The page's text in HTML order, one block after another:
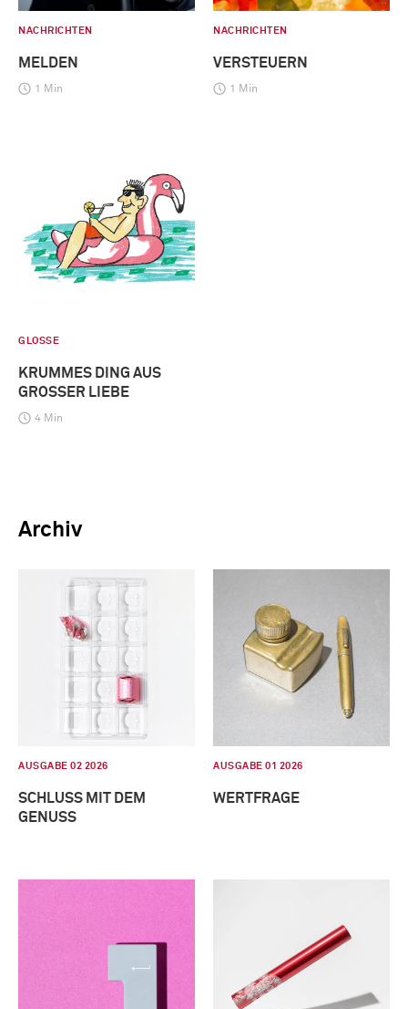
NACHRICHTEN
MELDEN
1 Min
NACHRICHTEN
VERSTEUERN
1 Min
GLOSSE
KRUMMES DING AUS
GROSSER LIEBE
4 Min
Archiv
AUSGABE 02 2026
SCHLUSS MIT DEM
GENUSS
AUSGABE 01 2026
WERTFRAGE